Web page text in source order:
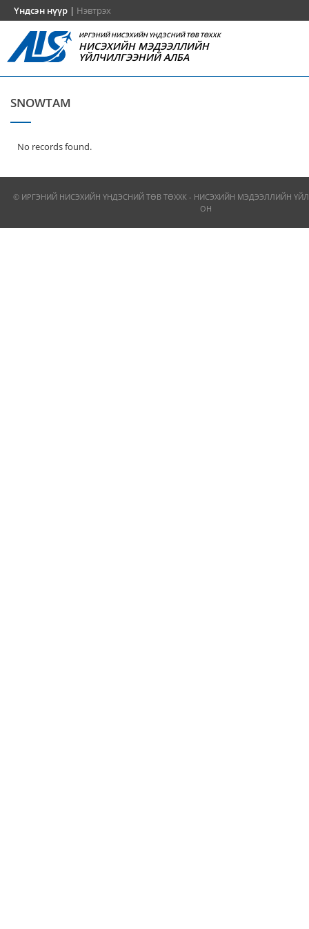
Үндсэн нүүр | Нэвтрэх
ИРГЭНИЙ НИСЭХИЙН ҮНДЭСНИЙ ТӨВ ТӨХХК
НИСЭХИЙН МЭДЭЭЛЛИЙН
ҮЙЛЧИЛГЭЭНИЙ АЛБА
SNOWTAM
No records found.
© ИРГЭНИЙ НИСЭХИЙН ҮНДЭСНИЙ ТӨВ ТӨХХК - НИСЭХИЙН МЭДЭЭЛЛИЙН
ОН